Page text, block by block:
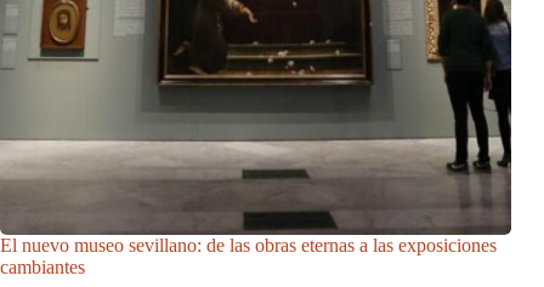
El nuevo museo sevillano: de las obras eternas a las exposiciones
cambiantes